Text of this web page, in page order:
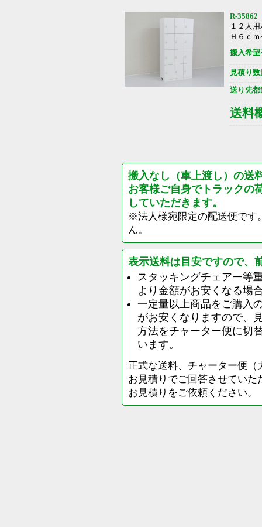
R-35862
１２人
Ｈ６ｃ
搬入希望
見積り数
送り先都
送料
搬入なし（車上渡し）の送
お客様ご自身でトラックの
していただきます。
※法人様宛限定の配送便です
ん。
表示送料は目安ですので、
スタッキングチェアー等
より金額がお安くなる場
一定量以上商品をご購入
がお安くなりますので、
方法をチャーター便に切
います。
正式な送料、チャーター便
お見積りでご回答させてい
お見積りをご依頼ください。